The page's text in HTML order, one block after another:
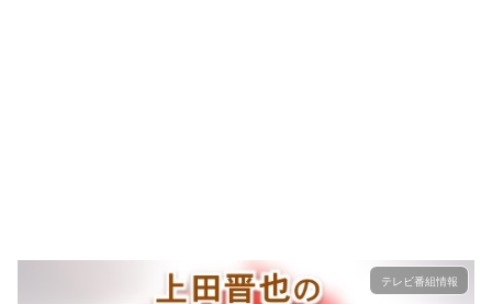
テレビ番組情報